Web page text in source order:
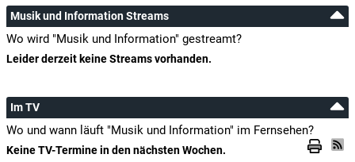
Musik und Information Streams
Wo wird "Musik und Information" gestreamt?
Leider derzeit keine Streams vorhanden.
Im TV
Wo und wann läuft "Musik und Information" im Fernsehen?
Keine TV-Termine in den nächsten Wochen.